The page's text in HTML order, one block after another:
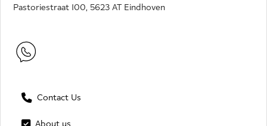
Pastoriestraat 100, 5623 AT Eindhoven
Contact Us
About us